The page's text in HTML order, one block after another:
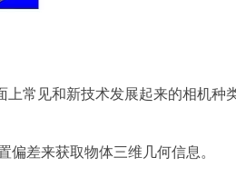
常见和新技术发展起来的相机种类
差来获取物体三维几何信息。